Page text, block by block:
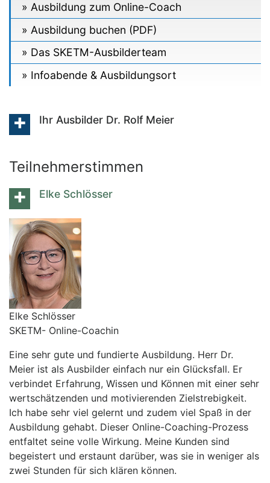
Ausbildung zum Online-Coach
Ausbildung buchen (PDF)
Das SKETM-Ausbilderteam
Infoabende & Ausbildungsort
Ihr Ausbilder Dr. Rolf Meier
Teilnehmerstimmen
Elke Schlösser
Elke Schlösser
SKETM- Online-Coachin
Eine sehr gute und fundierte Ausbildung. Herr Dr.
Meier ist als Ausbilder einfach nur ein Glücksfall. Er
verbindet Erfahrung, Wissen und Können mit einer sehr
wertschätzenden und motivierenden Zielstrebigkeit.
Ich habe sehr viel gelernt und zudem viel Spaß in der
Ausbildung gehabt. Dieser Online-Coaching-Prozess
entfaltet seine volle Wirkung. Meine Kunden sind
begeistert und erstaunt darüber, was sie in weniger als
zwei Stunden für sich klären können.